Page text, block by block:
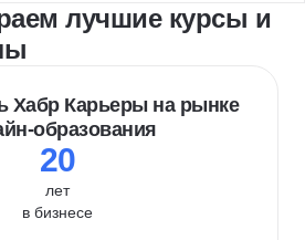
лучшие курсы и
Хабр Карьеры на рынке
образования
20
лет
в бизнесе